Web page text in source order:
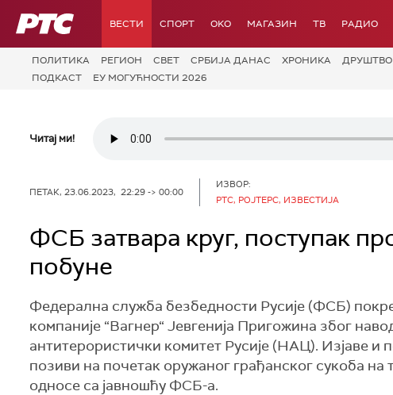
РТС ВЕСТИ СПОРТ OKO МАГАЗИН ТВ РАДИО
ПОЛИТИКА РЕГИОН СВЕТ СРБИЈА ДАНАС ХРОНИКА ДРУШТВО
ПОДКАСТ
ЕУ МОГУЋНОСТИ 2026
Читај ми!
ПЕТАК, 23.06.2023, 22:29 -> 00:00
ИЗВОР:
РТС, РОЈТЕРС, ИЗВЕСТИЈА
ФСБ затвара круг, поступак
побуне
Федерална служба безбедности Русије (ФСБ)
компаније “Вагнер“ Јевгенија Пригожина због
антитерористички комитет Русије (НАЦ). Изјаве и
позиви на почетак оружаног грађанског сукоба
односе са јавношћу ФСБ-а.